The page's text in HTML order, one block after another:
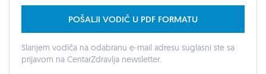
POŠALJI VODIČ U PDF FORMATU
Slanjem vodiča na odabranu e-mail adresu suglasni ste sa
prijavom na CentarZdravlja newsletter.